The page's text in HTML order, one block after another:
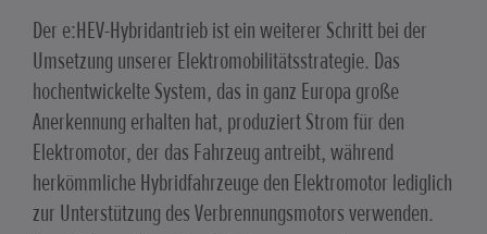
Der e:HEV-Hybridantrieb ist ein weiterer Schritt bei der
Umsetzung unserer Elektromobilitätsstrategie. Das
hochentwickelte System, das in ganz Europa große
Anerkennung erhalten hat, produziert Strom für den
Elektromotor, der das Fahrzeug antreibt, während
herkömmliche Hybridfahrzeuge den Elektromotor lediglich
zur Unterstützung des Verbrennungsmotors verwenden.